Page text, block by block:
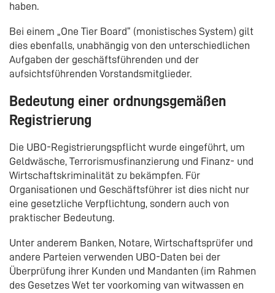
haben.
Bei einem „One Tier Board“ (monistisches System) gilt
dies ebenfalls, unabhängig von den unterschiedlichen
Aufgaben der geschäftsführenden und der
aufsichtsführenden Vorstandsmitglieder.
Bedeutung einer ordnungsgemäßen
Registrierung
Die UBO-Registrierungspflicht wurde eingeführt, um
Geldwäsche, Terrorismusfinanzierung und Finanz- und
Wirtschaftskriminalität zu bekämpfen. Für
Organisationen und Geschäftsführer ist dies nicht nur
eine gesetzliche Verpflichtung, sondern auch von
praktischer Bedeutung.
Unter anderem Banken, Notare, Wirtschaftsprüfer und
andere Parteien verwenden UBO-Daten bei der
Überprüfung ihrer Kunden und Mandanten (im Rahmen
des Gesetzes Wet ter voorkoming van witwassen en